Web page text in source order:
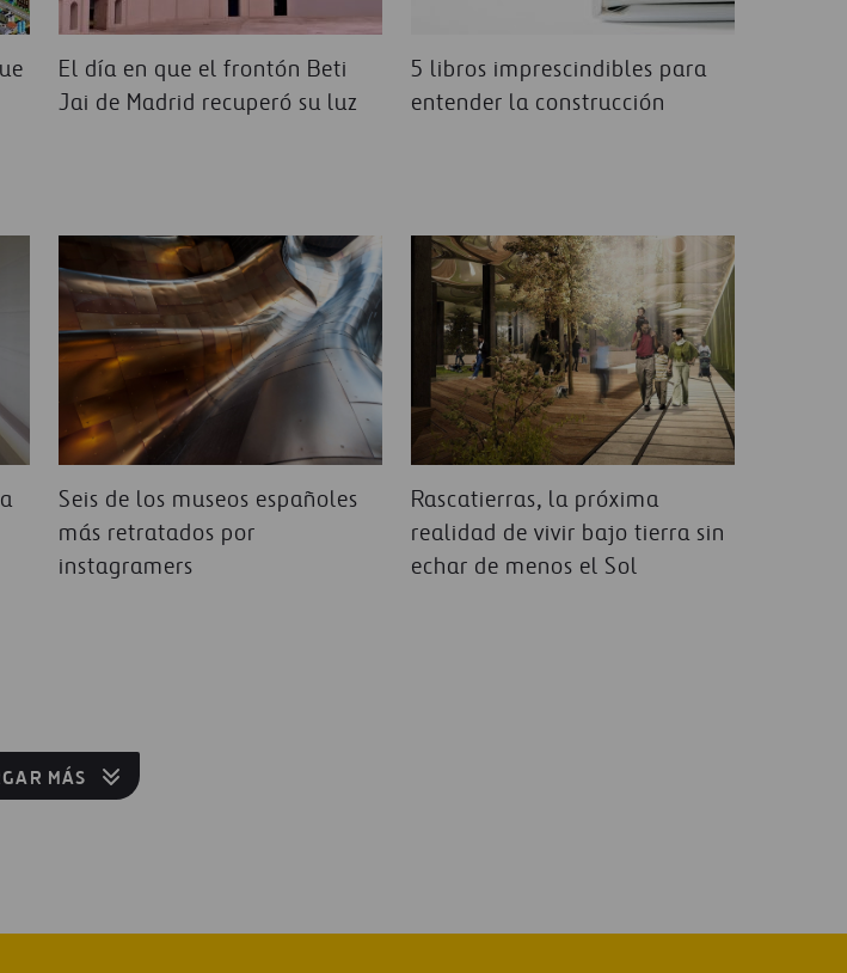
El día en que el frontón Beti
Jai de Madrid recuperó su luz
5 libros imprescindibles para
entender la construcción
Seis de los museos españoles
más retratados por
instagramers
Rascatierras, la próxima
realidad de vivir bajo tierra sin
echar de menos el Sol
MÁS